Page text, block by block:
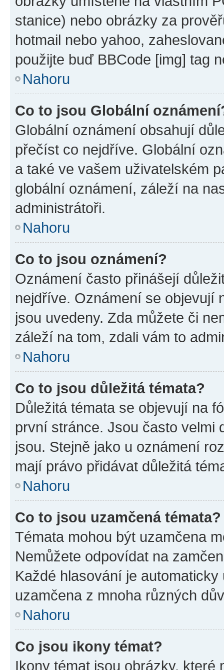
stanice) nebo obrázky za
hotmail nebo yahoo,
použijte buď BBCode [img] tag
Nahoru
Co to jsou Globální
Globální oznámení obsahují
přečíst co nejdříve. Globální
a také ve vašem uživatelském
globální oznámení, záleží na
administrátoři.
Nahoru
Co to jsou oznámení?
Oznámení často přinášejí
nejdříve. Oznámení se objevují
jsou uvedeny. Zda můžete či
záleží na tom, zdali vám to
Nahoru
Co to jsou důležitá témata?
Důležitá témata se objevují na
první stránce. Jsou často velmi
jsou. Stejně jako u oznámení
mají právo přidávat důležitá
Nahoru
Co to jsou uzamčená témata?
Témata mohou být uzamčena
Nemůžete odpovídat na
Každé hlasování je
uzamčena z mnoha různých
Nahoru
Co jsou ikony témat?
Ikony témat jsou obrázky,